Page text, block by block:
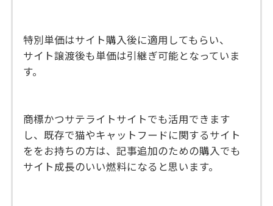
特別単価はサイト購入後に適用してもらい、
サイト譲渡後も単価は引継ぎ可能となっていま
す。
商標かつサテライトサイトでも活用できます
し、既存で猫やキャットフードに関するサイト
ををお持ちの方は、記事追加のための購入でも
サイト成長のいい燃料になると思います。